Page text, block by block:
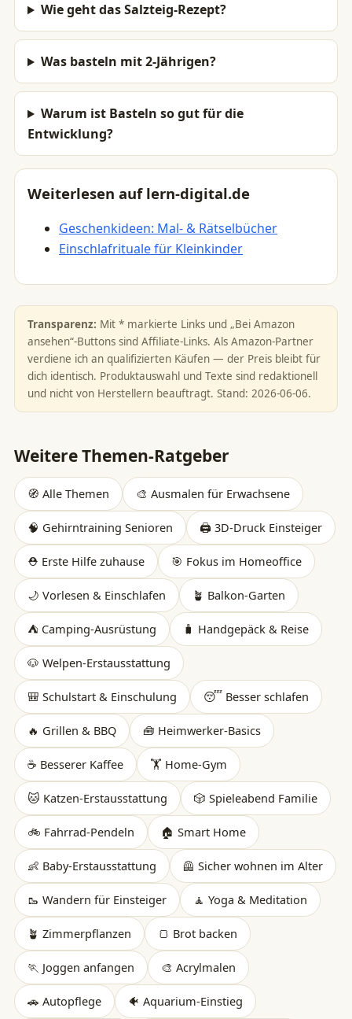
Wie geht das Salzteig-Rezept?
Was basteln mit 2-Jährigen?
Warum ist Basteln so gut für die
Entwicklung?
Weiterlesen auf lern-digital.de
Geschenkideen: Mal- & Rätselbücher
Einschlafrituale für Kleinkinder
Transparenz: Mit * markierte Links und „Bei Amazon
ansehen“-Buttons sind Affiliate-Links. Als Amazon-Partner
verdiene ich an qualifizierten Käufen — der Preis bleibt für
dich identisch. Produktauswahl und Texte sind redaktionell
und nicht von Herstellern beauftragt. Stand: 2026-06-06.
Weitere Themen-Ratgeber
🧭 Alle Themen 🎨 Ausmalen für Erwachsene
🧠 Gehirntraining Senioren 🖨️ 3D-Druck Einsteiger
⛑️ Erste Hilfe zuhause 🎯 Fokus im Homeoffice
🌙 Vorlesen & Einschlafen 🪴 Balkon-Garten
⛺ Camping-Ausrüstung 🧳 Handgepäck & Reise
🐶 Welpen-Erstausstattung
🎒 Schulstart & Einschulung 😴 Besser schlafen
🔥 Grillen & BBQ 🧰 Heimwerker-Basics
☕ Besserer Kaffee 🏋️ Home-Gym
🐱 Katzen-Erstausstattung 🎲 Spieleabend Familie
🚲 Fahrrad-Pendeln 🏠 Smart Home
👶 Baby-Erstausstattung 🦺 Sicher wohnen im Alter
🥾 Wandern für Einsteiger 🧘 Yoga & Meditation
🪴 Zimmerpflanzen 🍞 Brot backen
🏃 Joggen anfangen 🎨 Acrylmalen
🚗 Autopflege 🐠 Aquarium-Einstieg